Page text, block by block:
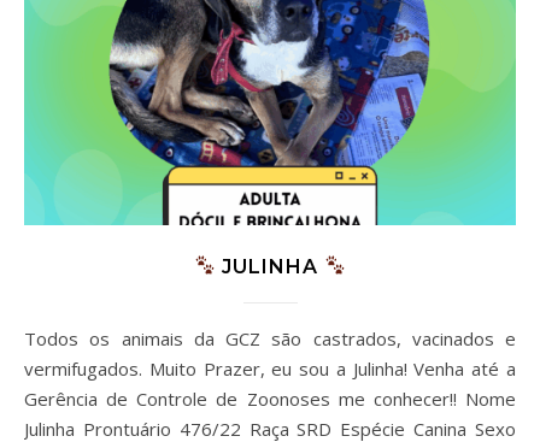
JULINHA
Todos os animais da GCZ são castrados, vacinados e
vermifugados. Muito Prazer, eu sou a Julinha! Venha até a
Gerência de Controle de Zoonoses me conhecer!! Nome
Julinha Prontuário 476/22 Raça SRD Espécie Canina Sexo